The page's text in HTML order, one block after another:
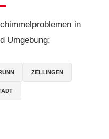
in
Umgebung:
ZELLINGEN